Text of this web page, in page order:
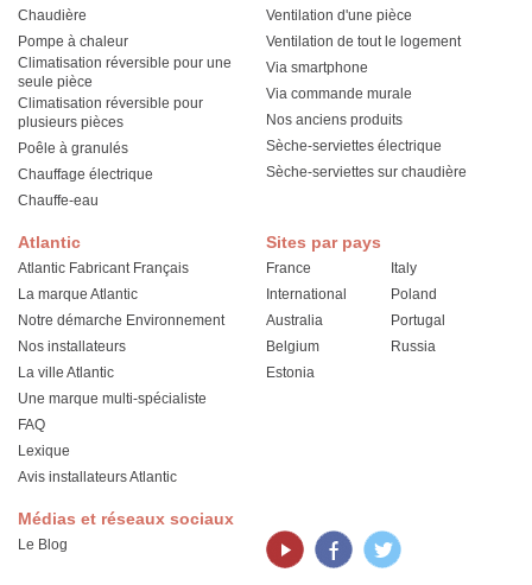
Atlantic
Atlantic Fabricant Français
La marque Atlantic
Notre démarche Environnement
Nos installateurs
La ville Atlantic
Une marque multi-spécialiste
FAQ
Lexique
Avis installateurs Atlantic
Chaudière
Pompe à chaleur
Climatisation réversible pour une
seule pièce
Climatisation réversible pour
plusieurs pièces
Poêle à granulés
Chauffage électrique
Chauffe-eau
Ventilation d'une pièce
Ventilation de tout le logement
Via smartphone
Via commande murale
Nos anciens produits
Sèche-serviettes électrique
Sèche-serviettes sur chaudière
Sites par pays
France
International
Australia
Belgium
Estonia
Italy
Poland
Portugal
Russia
Médias et réseaux sociaux
Le Blog